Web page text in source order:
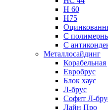
Н 60
Н75
С
С
Металлосайдинг
Корабельная
Евробрус
Блок хаус
Л-брус
Софит Л-
Лайн Про